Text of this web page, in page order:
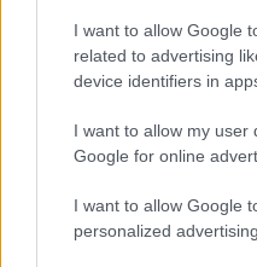
I want to allow Google
related to advertising
device identifiers in
I want to allow my user
Google for online
I want to allow Google
personalized advertising.